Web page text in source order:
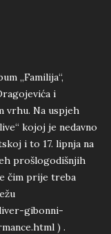
„Familija“,
i
vrhu. Na uspjeh
kojoj je nedavno
i to 17. lipnja na
prošlogodišnjih
čim prije treba
gibonni-
) .